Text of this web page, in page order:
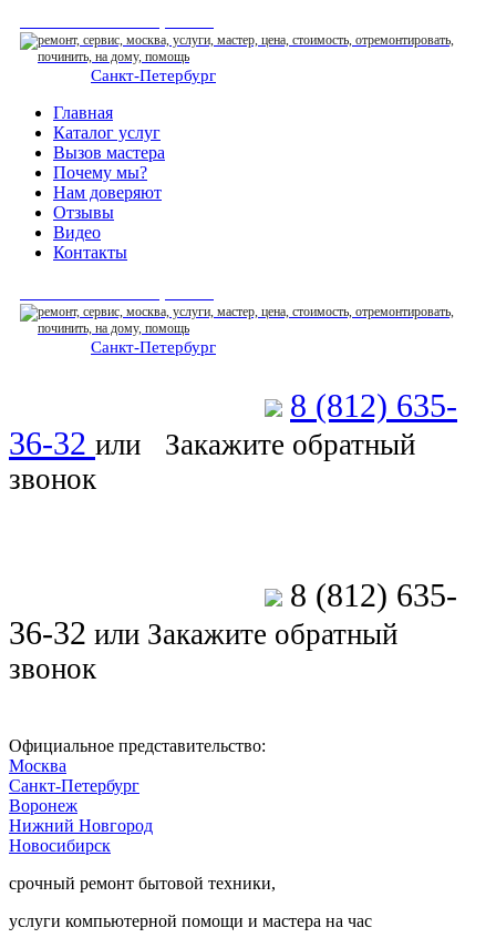
Санкт-Петербург
Главная
Каталог услуг
Вызов мастера
Почему мы?
Нам доверяют
Отзывы
Видео
Контакты
Санкт-Петербург
8 (812) 635-
36-32 или
Закажите обратный
звонок
8 (812) 635-
36-32 или Закажите обратный
звонок
Официальное представительство:
Москва
Санкт-Петербург
Воронеж
Нижний Новгород
Новосибирск
срочный ремонт бытовой техники,
услуги компьютерной помощи и мастера на час